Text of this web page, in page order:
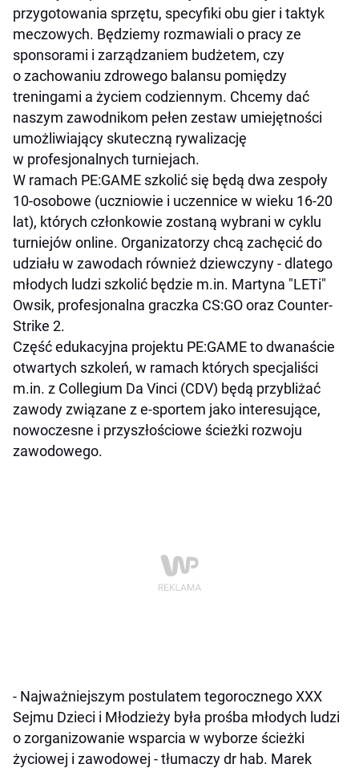
przygotowania sprzętu, specyfiki obu gier i taktyk
meczowych. Będziemy rozmawiali o pracy ze
sponsorami i zarządzaniem budżetem, czy
o zachowaniu zdrowego balansu pomiędzy
treningami a życiem codziennym. Chcemy dać
naszym zawodnikom pełen zestaw umiejętności
umożliwiający skuteczną rywalizację
w profesjonalnych turniejach.
W ramach PE:GAME szkolić się będą dwa zespoły
10-osobowe (uczniowie i uczennice w wieku 16-20
lat), których członkowie zostaną wybrani w cyklu
turniejów online. Organizatorzy chcą zachęcić do
udziału w zawodach również dziewczyny - dlatego
młodych ludzi szkolić będzie m.in. Martyna "LETi"
Owsik, profesjonalna graczka CS:GO oraz Counter-
Strike 2.
Część edukacyjna projektu PE:GAME to dwanaście
otwartych szkoleń, w ramach których specjaliści
m.in. z Collegium Da Vinci (CDV) będą przybliżać
zawody związane z e-sportem jako interesujące,
nowoczesne i przyszłościowe ścieżki rozwoju
zawodowego.
- Najważniejszym postulatem tegorocznego XXX
Sejmu Dzieci i Młodzieży była prośba młodych ludzi
o zorganizowanie wsparcia w wyborze ścieżki
życiowej i zawodowej - tłumaczy dr hab. Marek